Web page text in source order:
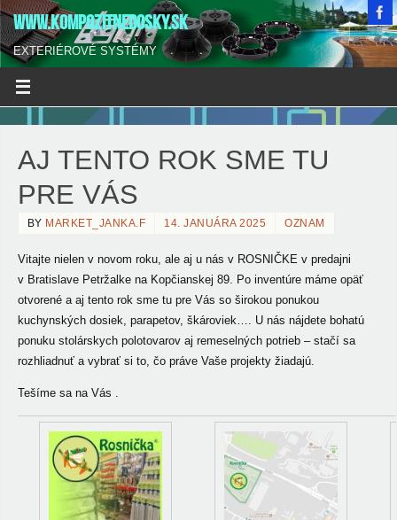
WWW.KOMPOZITNEDOSKY.SK
EXTERIÉROVÉ SYSTÉMY
AJ TENTO ROK SME TU
PRE VÁS
BY MARKET_JANKA.F 14. JANUÁRA 2025 OZNAM
Vitajte nielen v novom roku, ale aj u nás v ROSNIČKEv predajni
v Bratislave Petržalke na Kopčianskej 89. Po inventúre máme opäť
otvorené a aj tento rok sme tu pre Vás so širokou ponukou
kuchynských dosiek, parapetov, škároviek…. U nás nájdete bohatú
ponuku stolárskych polotovarov aj remeselných potrieb – stačí sa
rozhliadnuť a vybrať si to, čo práve Vaše projekty žiadajú.
Tešíme sa na Vás .